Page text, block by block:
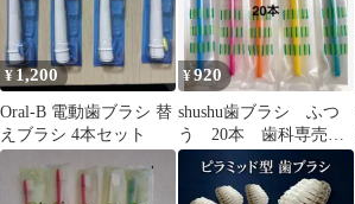
¥1,200
Oral-B 電動歯ブラシ 替
えブラシ 4本セット
¥920
shushu歯ブラシ ふつ
う 20本 歯科専売品
（旧Dent1歯ブラシ）